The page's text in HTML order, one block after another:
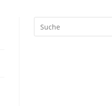
Search
this